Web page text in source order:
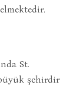
St.
şehirdir